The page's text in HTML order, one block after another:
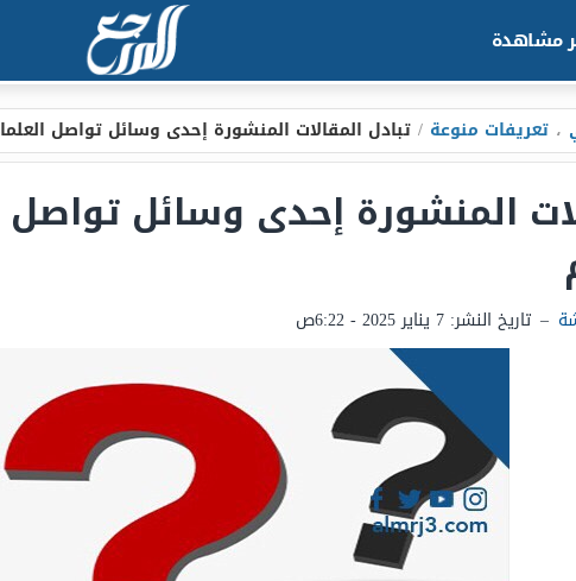
مشاهدة
، تعريفات منوعة / تبادل المقالات المنشورة إحدى وسائل تواصل
المنشورة إحدى وسائل
– تاريخ النشر: 7 يناير 2025 - 6:22ص